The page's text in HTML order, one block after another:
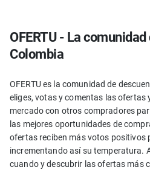
OFERTU - La
Colombia
OFERTU es la comunidad de
eliges, votas y comentas las ofertas
mercado con otros compradores
las mejores oportunidades de
ofertas reciben más votos positivos
incrementando así su temperatura.
cuando y descubrir las ofertas más